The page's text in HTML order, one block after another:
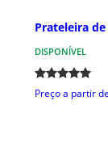
Prateleira
DISPONÍVEL
Preço a partir de